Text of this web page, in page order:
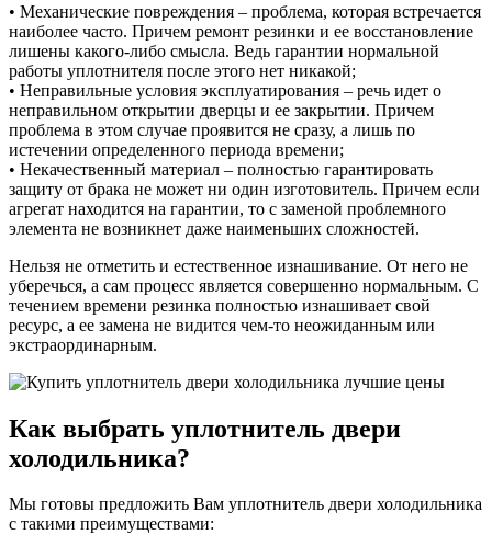
• Механические повреждения – проблема, которая встречается
наиболее часто. Причем ремонт резинки и ее восстановление
лишены какого-либо смысла. Ведь гарантии нормальной
работы уплотнителя после этого нет никакой;
• Неправильные условия эксплуатирования – речь идет о
неправильном открытии дверцы и ее закрытии. Причем
проблема в этом случае проявится не сразу, а лишь по
истечении определенного периода времени;
• Некачественный материал – полностью гарантировать
защиту от брака не может ни один изготовитель. Причем если
агрегат находится на гарантии, то с заменой проблемного
элемента не возникнет даже наименьших сложностей.
Нельзя не отметить и естественное изнашивание. От него не
уберечься, а сам процесс является совершенно нормальным. С
течением времени резинка полностью изнашивает свой
ресурс, а ее замена не видится чем-то неожиданным или
экстраординарным.
Как выбрать уплотнитель двери
холодильника?
Мы готовы предложить Вам уплотнитель двери холодильника
с такими преимуществами: